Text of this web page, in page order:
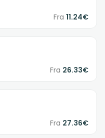
Fra 11.24€
Fra 26.33€
Fra 27.36€